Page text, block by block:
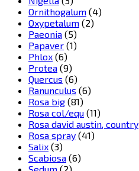
Ornithogalum (4)
Oxypetalum (2)
Paeonia (5)
Papaver (1)
Phlox (6)
Protea (9)
Quercus (6)
Ranunculus (6)
Rosa big (81)
Rosa col/equ (11)
Rosa david austin, country
Rosa spray (41)
Salix (3)
Scabiosa (6)
Sedum (2)